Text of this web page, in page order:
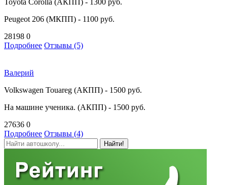
Peugeot 206 (МКПП) - 1100 руб.
28198 0
Подробнее Отзывы (5)
Валерий
Volkswagen Touareg (АКПП) - 1500 руб.
На машине ученика. (АКПП) - 1500 руб.
27636 0
Подробнее Отзывы (4)
Найти!